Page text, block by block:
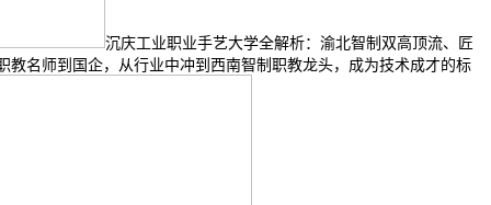
沉庆工业职业手艺大学全解析：渝北智制双高顶流、匠
教名师到国企，从行业中冲到西南智制职教龙头，成为技术成才的标